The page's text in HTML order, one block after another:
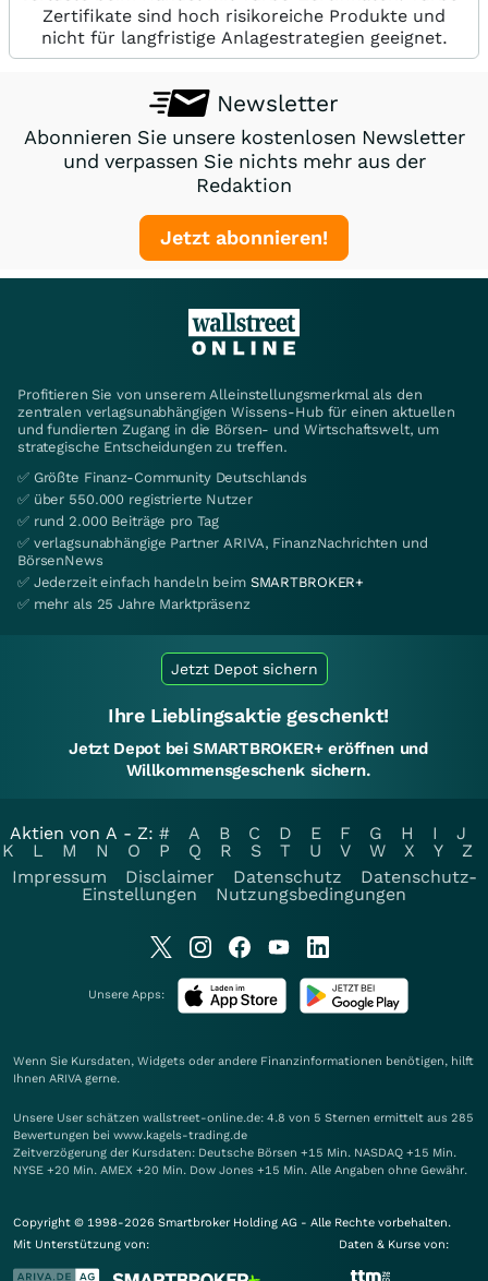
Zertifikate sind hoch risikoreiche Produkte und
nicht für langfristige Anlagestrategien geeignet.
Newsletter
Abonnieren Sie unsere kostenlosen Newsletter
und verpassen Sie nichts mehr aus der
Redaktion
Jetzt abonnieren!
Profitieren Sie von unserem Alleinstellungsmerkmal als den
zentralen verlagsunabhängigen Wissens-Hub für einen aktuellen
und fundierten Zugang in die Börsen- und Wirtschaftswelt, um
strategische Entscheidungen zu treffen.
✅ Größte Finanz-Community Deutschlands
✅ über 550.000 registrierte Nutzer
✅ rund 2.000 Beiträge pro Tag
✅ verlagsunabhängige Partner ARIVA, FinanzNachrichten und
BörsenNews
✅ Jederzeit einfach handeln beim SMARTBROKER+
✅ mehr als 25 Jahre Marktpräsenz
Jetzt Depot sichern
Ihre Lieblingsaktie geschenkt!
Jetzt Depot bei SMARTBROKER+ eröffnen und
Willkommensgeschenk sichern.
Aktien von A - Z: # A B C D E F G H I
J
K
L M N O P Q R S T U V W X Y
Z
Impressum
Disclaimer Datenschutz
Datenschutz-
Einstellungen
Nutzungsbedingungen
Unsere Apps:
Wenn Sie Kursdaten, Widgets oder andere Finanzinformationen benötigen, hilft
Ihnen ARIVA gerne.
Unsere User schätzen wallstreet-online.de: 4.8 von 5 Sternen ermittelt aus 285
Bewertungen bei www.kagels-trading.de
Zeitverzögerung der Kursdaten: Deutsche Börsen +15 Min. NASDAQ +15 Min.
NYSE +20 Min. AMEX +20 Min. Dow Jones +15 Min. Alle Angaben ohne Gewähr.
Copyright © 1998-2026 Smartbroker Holding AG - Alle Rechte vorbehalten.
Mit Unterstützung von:
Daten & Kurse von: